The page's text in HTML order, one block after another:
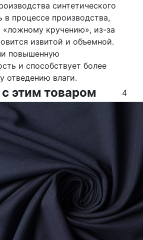
синтетического
в процессе производства,
«ложному кручению», из-за
извитой и объемной.
повышенную
и способствует более
отведению влаги.
этим товаром 4